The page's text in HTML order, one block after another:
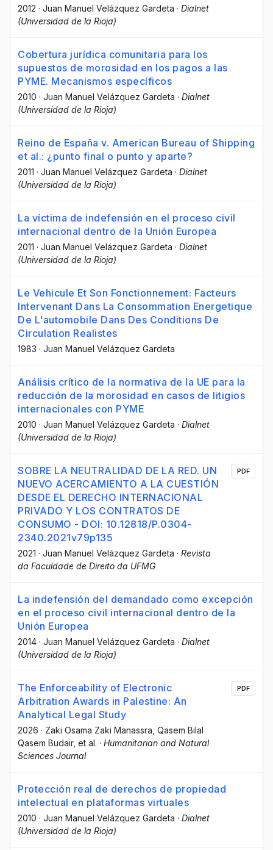
2012 · Juan Manuel Velázquez Gardeta · Dialnet
(Universidad de la Rioja)
Cobertura jurídica comunitaria para los
supuestos de morosidad en los pagos a las
PYME. Mecanismos específicos
2010 · Juan Manuel Velázquez Gardeta · Dialnet
(Universidad de la Rioja)
Reino de España v. American Bureau of Shipping
et al.: ¿punto final o punto y aparte?
2011 · Juan Manuel Velázquez Gardeta · Dialnet
(Universidad de la Rioja)
La víctima de indefensión en el proceso civil
internacional dentro de la Unión Europea
2011 · Juan Manuel Velázquez Gardeta · Dialnet
(Universidad de la Rioja)
Le Vehicule Et Son Fonctionnement: Facteurs
Intervenant Dans La Consommation Energetique
De L'automobile Dans Des Conditions De
Circulation Realistes
1983 · Juan Manuel Velázquez Gardeta
Análisis crítico de la normativa de la UE para la
reducción de la morosidad en casos de litigios
internacionales con PYME
2010 · Juan Manuel Velázquez Gardeta · Dialnet
(Universidad de la Rioja)
SOBRE LA NEUTRALIDAD DE LA RED. UN
NUEVO ACERCAMIENTO A LA CUESTIÓN
DESDE EL DERECHO INTERNACIONAL
PRIVADO Y LOS CONTRATOS DE
CONSUMO - DOI: 10.12818/P.0304-
2340.2021v79p135
2021 · Juan Manuel Velázquez Gardeta · Revista
da Faculdade de Direito da UFMG
PDF
La indefensión del demandado como excepción
en el proceso civil internacional dentro de la
Unión Europea
2014 · Juan Manuel Velázquez Gardeta · Dialnet
(Universidad de la Rioja)
The Enforceability of Electronic
Arbitration Awards in Palestine: An
Analytical Legal Study
2026 · Zaki Osama Zaki Manassra , Qasem Bilal
Qasem Budair, et al. · Humanitarian and Natural
Sciences Journal
PDF
Protección real de derechos de propiedad
intelectual en plataformas virtuales
2010 · Juan Manuel Velázquez Gardeta · Dialnet
(Universidad de la Rioja)